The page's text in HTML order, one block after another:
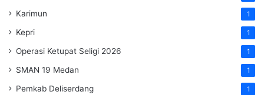
Karimun 1
Kepri 1
Operasi Ketupat Seligi 2026 1
SMAN 19 Medan 1
Pemkab Deliserdang 1